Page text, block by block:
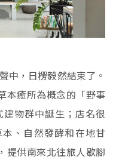
中，日楞毅然結束了。
本癒所為概念的「野事
物群中誕生；店名很
、自然發酵和在地甘
提供南來北往旅人歇腳